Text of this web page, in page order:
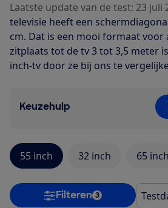
Laatste update van de test: 23 juli
televisie heeft een
cm. Dat is een mooi formaat voor
zitplaats tot de tv 3 tot 3,5 meter
inch-tv door ze bij ons te
Keuzehulp
55 inch 32 inch 65 inch
Filteren 3